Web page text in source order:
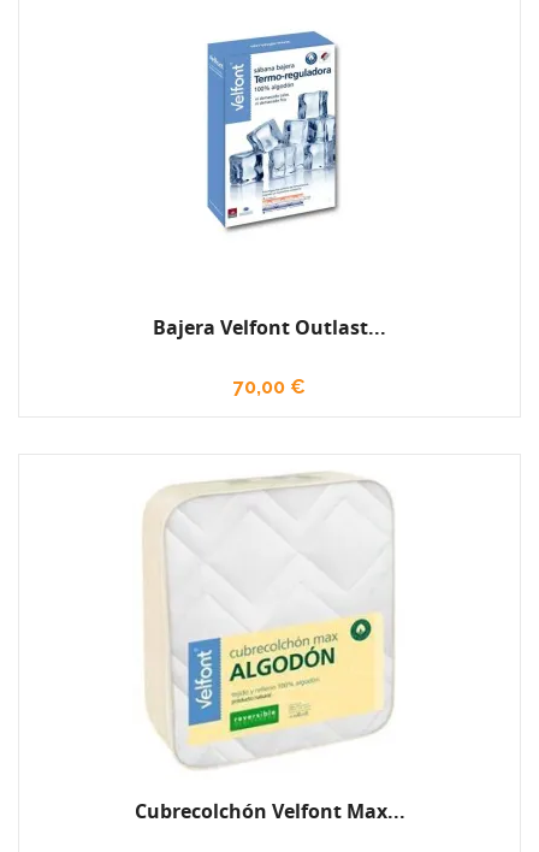
Bajera Velfont Outlast...
70,00 €
Cubrecolchón Velfont Max...